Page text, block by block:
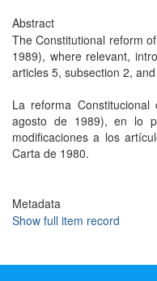
Abstract
The Constitutional reform
1989), where relevant,
articles 5, subsection 2,
La reforma
agosto de 1989), en lo
modificaciones a los
Carta de 1980.
Metadata
Show full item record